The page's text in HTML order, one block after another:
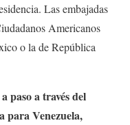
Las embajadas
Americanos
o la de República
paso a través del
para Venezuela,